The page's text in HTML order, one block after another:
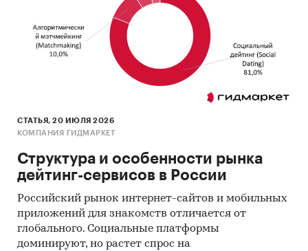
СТАТЬЯ, 20 ИЮЛЯ 2026
КОМПАНИЯ ГИДМАРКЕТ
Структура и особенности рынка
дейтинг-сервисов в России
Российский рынок интернет-сайтов и мобильных
приложений для знакомств отличается от
глобального. Социальные платформы
доминируют, но растет спрос на